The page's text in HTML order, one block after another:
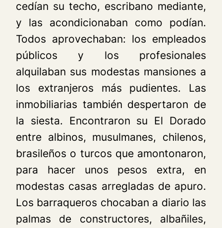
cedían su techo, escribano mediante,
y las acondicionaban como podían.
Todos aprovechaban: los empleados
públicos y los profesionales
alquilaban sus modestas mansiones a
los extranjeros más pudientes. Las
inmobiliarias también despertaron de
la siesta. Encontraron su El Dorado
entre albinos, musulmanes, chilenos,
brasileños o turcos que amontonaron,
para hacer unos pesos extra, en
modestas casas arregladas de apuro.
Los barraqueros chocaban a diario las
palmas de constructores, albañiles,